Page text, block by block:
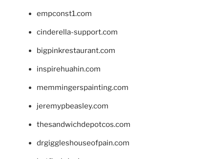
empconst1.com
cinderella-support.com
bigpinkrestaurant.com
inspirehuahin.com
memmingerspainting.com
jeremypbeasley.com
thesandwichdepotcos.com
drgiggleshouseofpain.com